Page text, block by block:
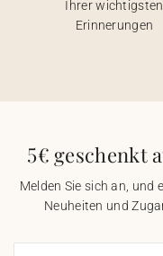
Ihrer wichtigsten
Erinnerungen
5€ geschenkt
Melden Sie sich an,
Neuheiten und